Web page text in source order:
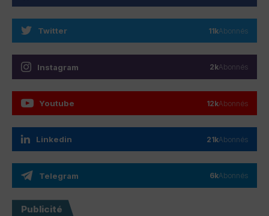
Twitter 11kAbonnés
Instagram 2kAbonnés
Youtube 12kAbonnés
Linkedin 21kAbonnés
Telegram 6kAbonnés
Publicité